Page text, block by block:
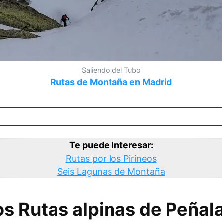
Saliendo del Tubo
Rutas de Montaña en Madrid
Te puede Interesar:
Rutas por los Pirineos
Seis Lagunas de Montaña
Rutas alpinas de